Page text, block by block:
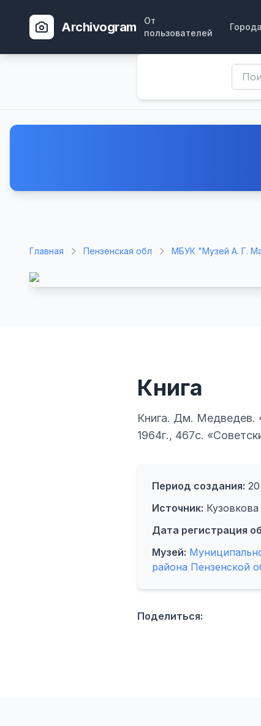
Archivogram
От
пользователей
Города
Главная Пензенская обл МБУК "Музей А. Г.
Книга
Книга. Дм. Медведев.
1964г., 467с.
Период создания:
Источник:
Дата регистрация
Музей:
района Пензенской
Поделиться: